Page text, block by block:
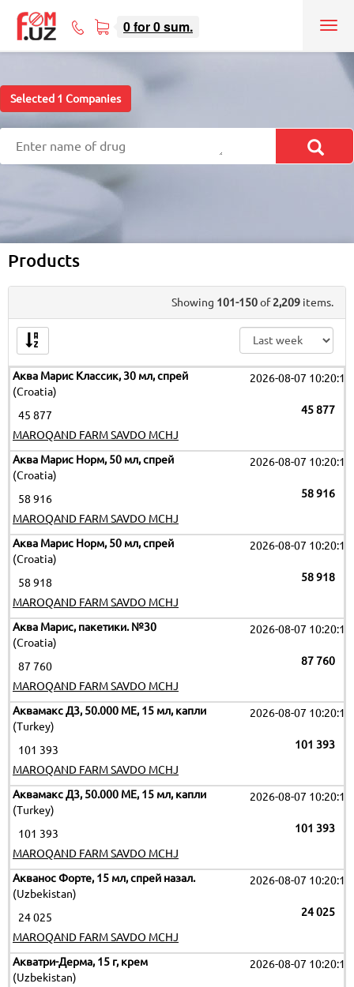
0for0sum.
207-
08
Selected 1 Companies
Products
Showing 101-150of2,209 items.
Аква Марис Классик, 30 мл, спрей
(Croatia)
2026-08-07 10:20:11
45 877
45 877
MAROQAND FARM SAVDO MCHJ
Аква Марис Норм, 50 мл, спрей
(Croatia)
2026-08-07 10:20:11
58 916
58 916
MAROQAND FARM SAVDO MCHJ
Аква Марис Норм, 50 мл, спрей
(Croatia)
2026-08-07 10:20:11
58 918
58 918
MAROQAND FARM SAVDO MCHJ
Аква Марис, пакетики. №30
(Croatia)
2026-08-07 10:20:11
87 760
87 760
MAROQAND FARM SAVDO MCHJ
Аквамакс Д3, 50.000 МЕ, 15 мл, капли
(Turkey)
2026-08-07 10:20:11
101 393
101 393
MAROQAND FARM SAVDO MCHJ
Аквамакс Д3, 50.000 МЕ, 15 мл, капли
(Turkey)
2026-08-07 10:20:11
101 393
101 393
MAROQAND FARM SAVDO MCHJ
Акванос Форте, 15 мл, спрей назал.
(Uzbekistan)
2026-08-07 10:20:11
24 025
24 025
MAROQAND FARM SAVDO MCHJ
Акватри-Дерма, 15 г, крем
(Uzbekistan)
2026-08-07 10:20:11